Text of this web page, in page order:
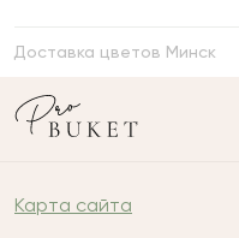
Доставка цветов Минск
Карта сайта